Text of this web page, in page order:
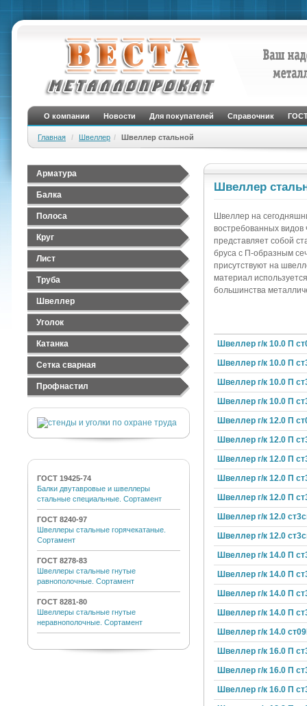
О компании Новости Для покупателей Справочник
Главная Швеллер Швеллер стальной
Арматура
Арматура А1 (гладкая)
Арматура А3 (рифленая)
Балка
Полоса
Круг
Лист
Лист стальной Г/К
Лист стальной Х/К
Лист оцинкованный
Лист рифленый
Труба
Труба бесшовная
Труба электросварная
Труба ВГП
Швеллер
Швеллер стальной
Швеллер гнутый
Уголок
Уголок равнополочный
Уголок неравнополочный
Катанка
Сетка сварная
Сетка стальная тканная
Сетка стальная сварная
Сетка сварная оцинкованная
Профнастил
Профнастил оцинкованный
ГОСТ 19425-74
Балки двутавровые и швеллеры
стальные специальные. Сортамент
ГОСТ 8240-97
Швеллеры стальные горячекатаные.
Сортамент
ГОСТ 8278-83
Швеллеры стальные гнутые
равнополочные. Сортамент
ГОСТ 8281-80
Швеллеры стальные гнутые
неравнополочные. Сортамент
Швеллер
Швеллер на
востребованных
представляет собой
бруса с П-образным
присутствуют на
материал
большинства
Швеллер г/к 10.0 П
Швеллер г/к 10.0 П
Швеллер г/к 10.0 П
Швеллер г/к 10.0 П
Швеллер г/к 12.0 П
Швеллер г/к 12.0 П
Швеллер г/к 12.0 П
Швеллер г/к 12.0 П
Швеллер г/к 12.0 П
Швеллер г/к 12.0
Швеллер г/к 12.0
Швеллер г/к 14.0 П
Швеллер г/к 14.0 П
Швеллер г/к 14.0 П
Швеллер г/к 14.0 П
Швеллер г/к 14.0
Швеллер г/к 16.0 П
Швеллер г/к 16.0 П
Швеллер г/к 16.0 П